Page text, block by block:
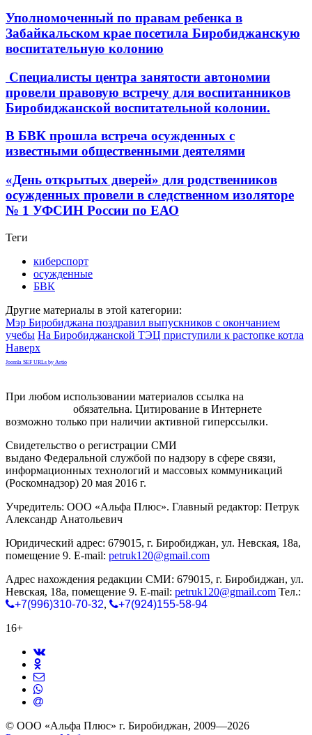
Уполномоченный по правам ребенка в
Забайкальском крае посетила Биробиджанскую
воспитательную колонию
Специалисты центра занятости автономии
провели правовую встречу для воспитанников
Биробиджанской воспитательной колонии.
В БВК прошла встреча осужденных с
известными общественными деятелями
«День открытых дверей» для родственников
осужденных провели в следственном изоляторе
№ 1 УФСИН России по ЕАО
Теги
киберспорт
осужденные
БВК
Другие материалы в этой категории:
Мэр Биробиджана поздравил выпускников с окончанием
учебы На Биробиджанской ТЭЦ приступили к растопке котла
Наверх
Joomla SEF URLs by Artio
При любом использовании материалов ссылка на
обязательна. Цитирование в Интернете
возможно только при наличии активной гиперссылки.
Свидетельство о регистрации СМИ
выдано Федеральной службой по надзору в сфере связи,
информационных технологий и массовых коммуникаций
(Роскомнадзор) 20 мая 2016 г.
Учредитель: ООО «Альфа Плюс». Главный редактор: Петрук
Александр Анатольевич
Юридический адрес: 679015, г. Биробиджан, ул. Невская, 18а,
помещение 9. E-mail: petruk120@gmail.com
Адрес нахождения редакции СМИ: 679015, г. Биробиджан, ул.
Невская, 18а, помещение 9. E-mail: petruk120@gmail.com Тел.:
+7(996)310-70-32,
+7(924)155-58-94
16+
© ООО «Альфа Плюс» г. Биробиджан, 2009—2026